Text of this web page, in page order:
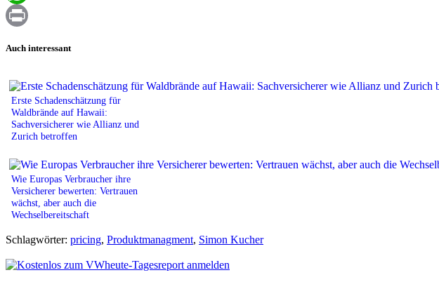
WhatsApp
Auch interessant
Erste Schadenschätzung für
Waldbrände auf Hawaii:
Sachversicherer wie Allianz und
Zurich betroffen
Wie Europas Verbraucher ihre
Versicherer bewerten: Vertrauen
wächst, aber auch die
Wechselbereitschaft
Schlagwörter: pricing, Produktmanagment, Simon Kucher